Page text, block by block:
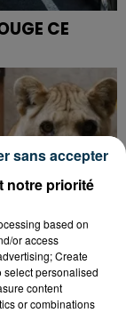
CE
notre priorité
based on
or access
Create
select personalised
content
or combinations
sans accepter